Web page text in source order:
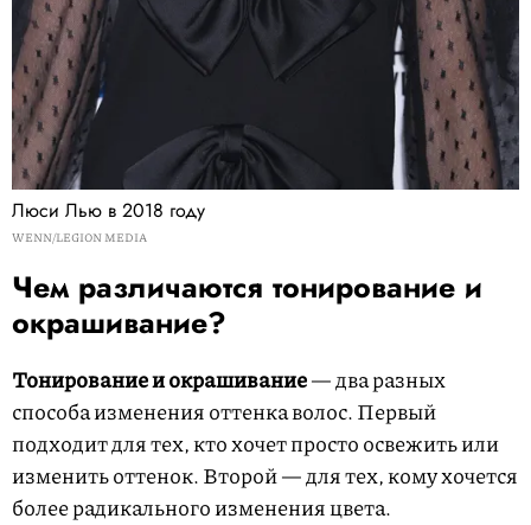
Люси Лью в 2018 году
WENN/LEGION MEDIA
Чем различаются тонирование и
окрашивание?
Тонирование и окрашивание— два разных
способа изменения оттенка волос. Первый
подходит для тех, кто хочет просто освежить или
изменить оттенок. Второй — для тех, кому хочется
более радикального изменения цвета.